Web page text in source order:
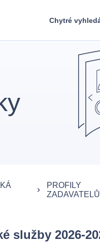
Chytré
keyboard_arrow_right
PROFILY
ZADAVATELŮ
služby 2026-